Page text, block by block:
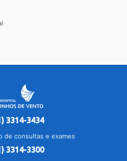
3314-3434
de consultas e exames
3314-3300